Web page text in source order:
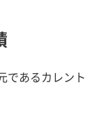
であるカレント